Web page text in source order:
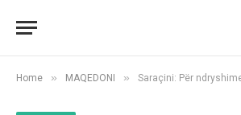
Home » MAQEDONI » Saraçini: Për ndryshimet kushtetuese pritet të